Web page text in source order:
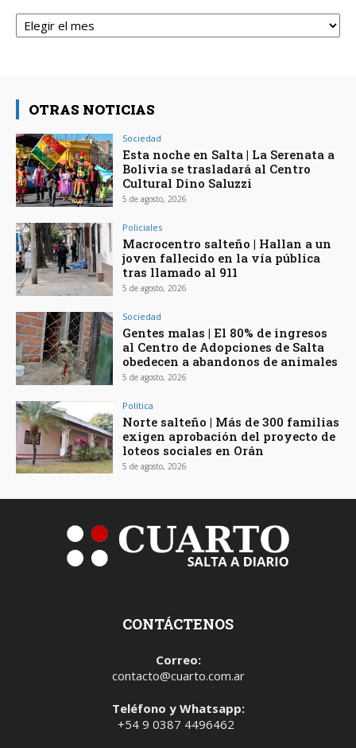
Archivos
OTRAS NOTICIAS
Sociedad
Esta noche en Salta | La Serenata a
Bolivia se trasladará al Centro
Cultural Dino Saluzzi
5 de agosto, 2026
Policiales
Macrocentro salteño | Hallan a un
joven fallecido en la vía pública
tras llamado al 911
5 de agosto, 2026
Sociedad
Gentes malas | El 80% de ingresos
al Centro de Adopciones de Salta
obedecen a abandonos de animales
5 de agosto, 2026
Política
Norte salteño | Más de 300 familias
exigen aprobación del proyecto de
loteos sociales en Orán
5 de agosto, 2026
CONTÁCTENOS
Correo:
contacto@cuarto.com.ar
Teléfono y Whatsapp:
+54 9 0387 4496462